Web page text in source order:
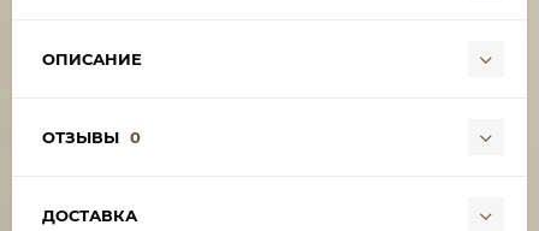
ОПИСАНИЕ
ОТЗЫВЫ 0
ДОСТАВКА